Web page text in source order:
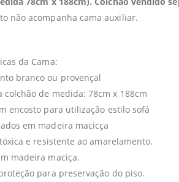
não acompanha cama auxiliar.
da Cama:
branco ou provençal
colchão de medida: 78cm x 188cm
encosto para utilização estilo sofá
em madeira macicça
e resistente ao amarelamento.
madeira maciça.
para preservação do piso.